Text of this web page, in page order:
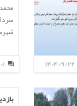
1404/9/22